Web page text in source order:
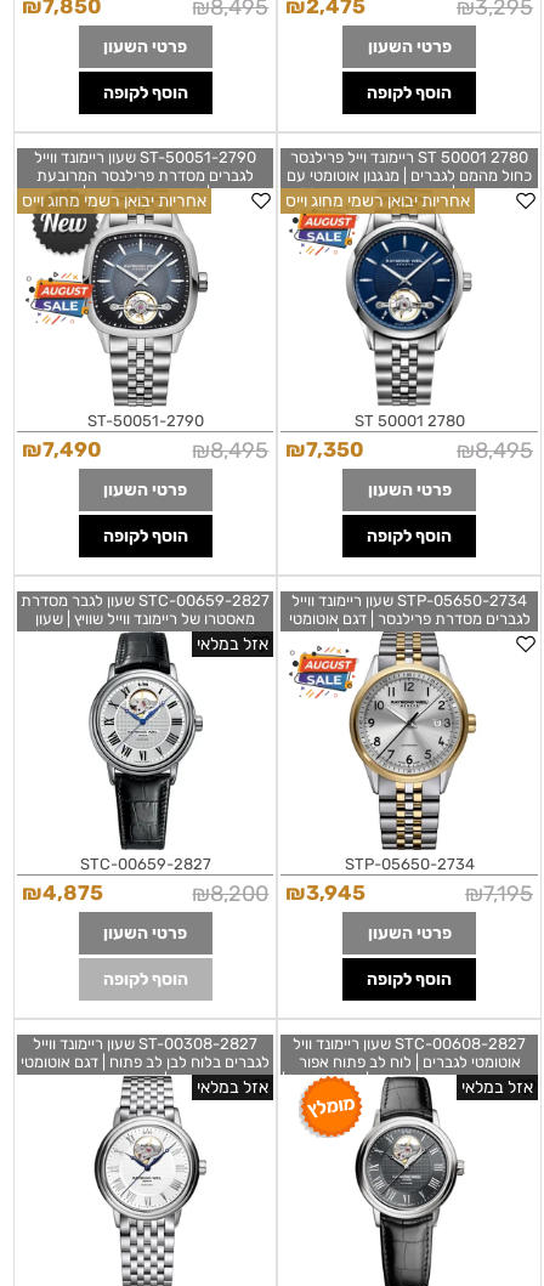
₪3,295
₪2,475
פרטי השעון
הוסף לקופה
₪8,495
₪7,850
פרטי השעון
הוסף לקופה
2780 ST 50001 ריימונד וייל פרילנסר
כחול מהמם לגברים | מנגנון אוטומטי עם
לוח פתוח | שעון יוקרתי שווצרי כולל
שנתיים אחריות יבואן רשמי בישראל |
Raymond Weil Freelancer Open
Heart RW1212 2780-ST-50001
אחריות יבואן רשמי מחוג וייס
2780 ST 50001
₪8,495
₪7,350
פרטי השעון
הוסף לקופה
2790-ST-50051 שעון ריימונד ווייל
לגברים מסדרת פרילנסר המרובעת
החדשה | לוח כחול לב פתוח | אוטומטי
רצועת ג'ובלי | שנתיים אחריות יבואן רשמי
| Raymond Weil Freelancer
Automatic Mens Watch 40mm
2790-ST-500
אחריות יבואן רשמי מחוג וייס
2790-ST-50051
₪8,495
₪7,490
פרטי השעון
הוסף לקופה
2734-STP-05650 שעון ריימונד ווייל
לגברים מסדרת פרילנסר | דגם אוטומטי
משולב זהב בלוח כסוף מספרים| שנתיים
אחריות | Raymond Weil Freelancer
Auto Silver Dial Two-Tone 2734-
STP-05650
2734-STP-05650
₪7,195
₪3,945
פרטי השעון
הוסף לקופה
2827-STC-00659 שעון לגבר מסדרת
מאסטרו של ריימונד ווייל שוויץ | שעון
אוטומטי אלגנטי ברצועת עור שחורה לוח
פתוח | Men's Raymond Weil Maestro
2827-STC-00659 Automatic
Watch
אזל במלאי
2827-STC-00659
₪8,200
₪4,875
פרטי השעון
הוסף לקופה
2827-STC-00608 שעון ריימונד וויל
אוטומטי לגברים | לוח לב פתוח אפור
מיוחד ברצועות עור שחורה | מלאי מוגבל |
שנתיים אחריות | Raymond Weil 2827-
STC-00608 Men's Maestro Silver-
Tone Automatic Watch
אזל במלאי
2827-ST-00308 שעון ריימונד ווייל
לגברים בלוח לבן לב פתוח | דגם אוטומטי
מסדרת מאסטרו | לוח רומי עם גב חאחורי
Automatic White Dial Men's Watch
2827-ST-00308
אזל במלאי